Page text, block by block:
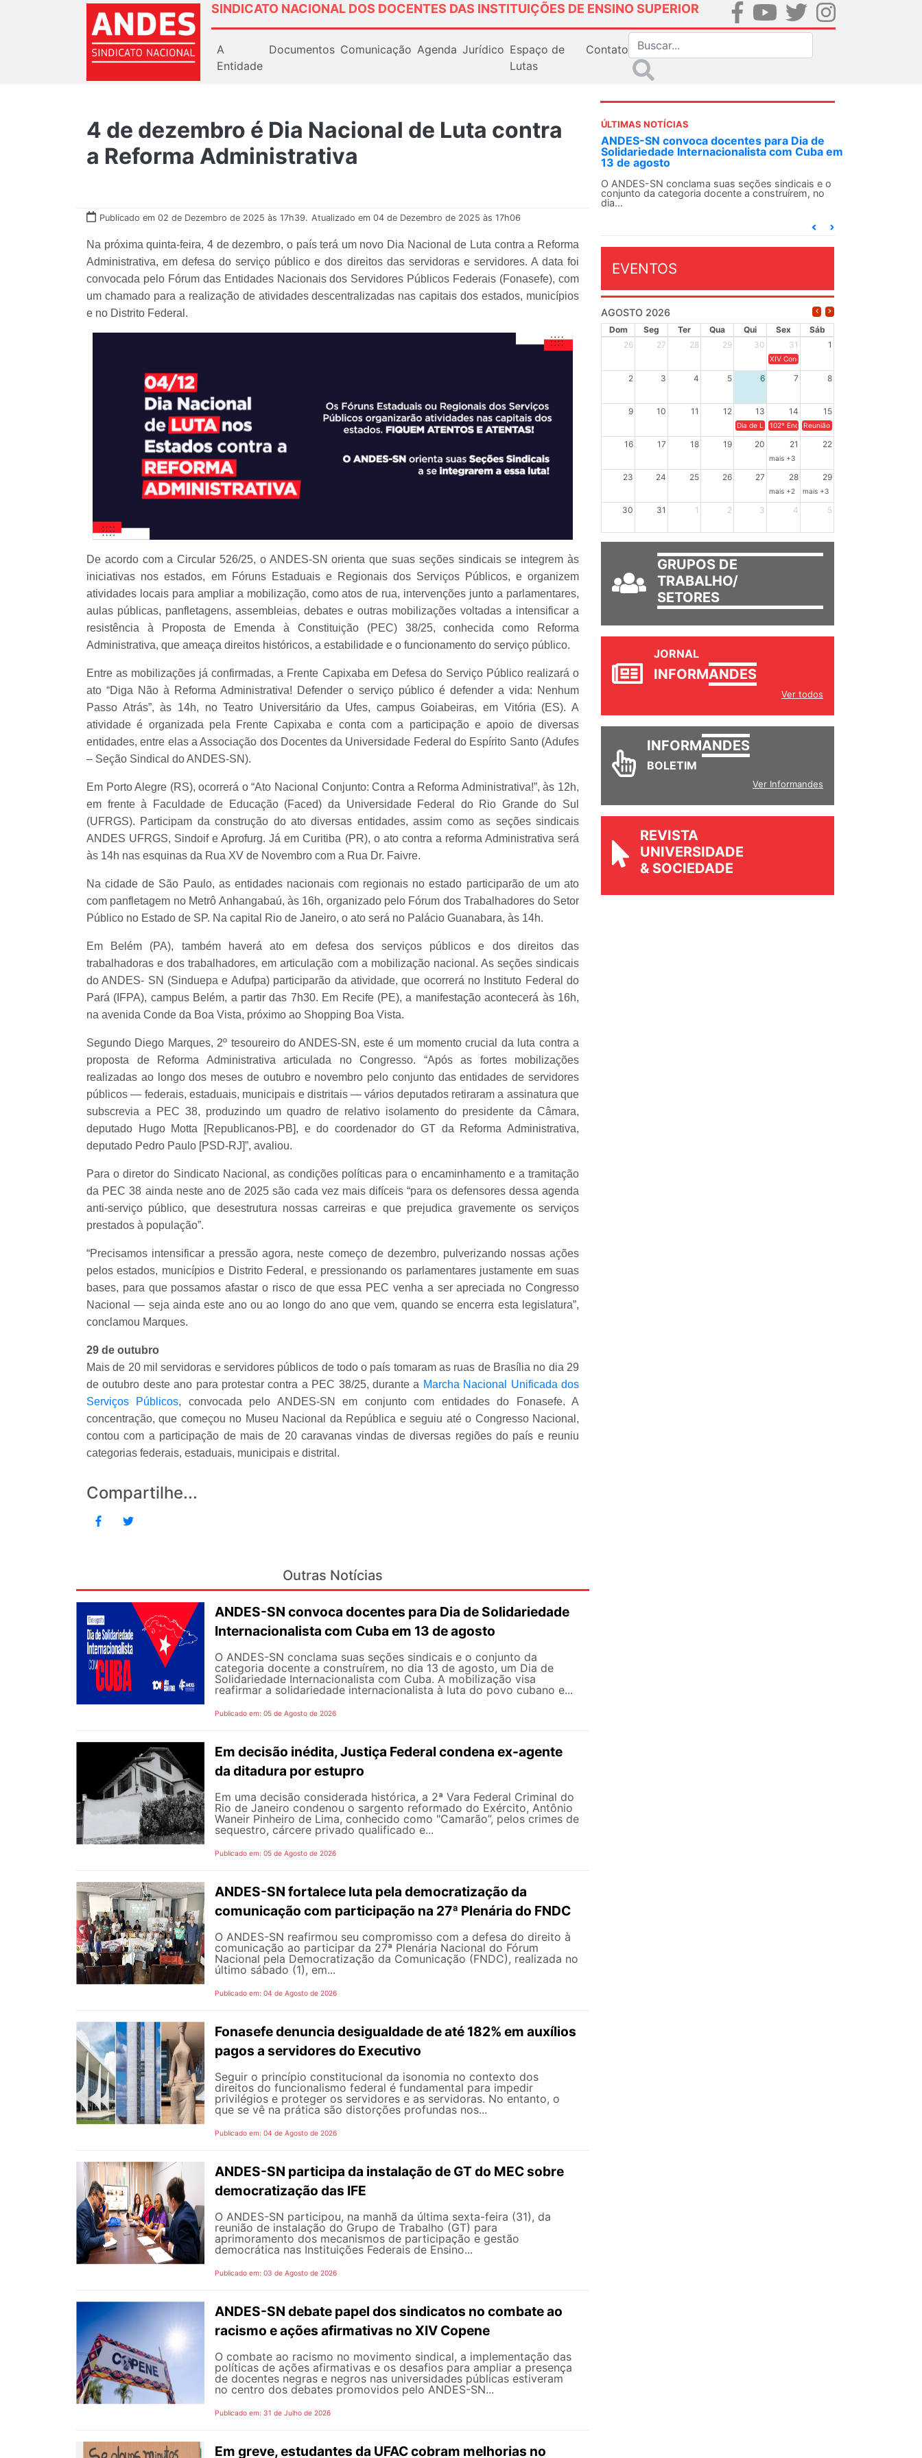
SINDICATO NACIONAL DOS DOCENTES DAS INSTITUIÇÕES DE ENSINO SUPERIOR
A
Entidade
Documentos Comunicação Agenda Jurídico Espaço de
Lutas
Contato
4 de dezembro é Dia Nacional de Luta contra
a Reforma Administrativa
Publicado em 02 de Dezembro de 2025 às 17h39. Atualizado em 04 de Dezembro de 2025 às 17h06
Na próxima quinta-feira, 4 de dezembro, o país terá um novo Dia Nacional de Luta contra a Reforma
Administrativa, em defesa do serviço público e dos direitos das servidoras e servidores. A data foi
convocada pelo Fórum das Entidades Nacionais dos Servidores Públicos Federais (Fonasefe), com
um chamado para a realização de atividades descentralizadas nas capitais dos estados, municípios
e no Distrito Federal.
De acordo com a Circular 526/25, o ANDES-SN orienta que suas seções sindicais se integrem às
iniciativas nos estados, em Fóruns Estaduais e Regionais dos Serviços Públicos, e organizem
atividades locais para ampliar a mobilização, como atos de rua, intervenções junto a parlamentares,
aulas públicas, panfletagens, assembleias, debates e outras mobilizações voltadas a intensificar a
resistência à Proposta de Emenda à Constituição (PEC) 38/25, conhecida como Reforma
Administrativa, que ameaça direitos históricos, a estabilidade e o funcionamento do serviço público.
Entre as mobilizações já confirmadas, a Frente Capixaba em Defesa do Serviço Público realizará o
ato “Diga Não à Reforma Administrativa! Defender o serviço público é defender a vida: Nenhum
Passo Atrás”, às 14h, no Teatro Universitário da Ufes, campus Goiabeiras, em Vitória (ES). A
atividade é organizada pela Frente Capixaba e conta com a participação e apoio de diversas
entidades, entre elas a Associação dos Docentes da Universidade Federal do Espírito Santo (Adufes
– Seção Sindical do ANDES-SN).
Em Porto Alegre (RS), ocorrerá o “Ato Nacional Conjunto: Contra a Reforma Administrativa!”, às 12h,
em frente à Faculdade de Educação (Faced) da Universidade Federal do Rio Grande do Sul
(UFRGS). Participam da construção do ato diversas entidades, assim como as seções sindicais
ANDES UFRGS, Sindoif e Aprofurg. Já em Curitiba (PR), o ato contra a reforma Administrativa será
às 14h nas esquinas da Rua XV de Novembro com a Rua Dr. Faivre.
Na cidade de São Paulo, as entidades nacionais com regionais no estado participarão de um ato
com panfletagem no Metrô Anhangabaú, às 16h, organizado pelo Fórum dos Trabalhadores do Setor
Público no Estado de SP. Na capital Rio de Janeiro, o ato será no Palácio Guanabara, às 14h.
Em Belém (PA), também haverá ato em defesa dos serviços públicos e dos direitos das
trabalhadoras e dos trabalhadores, em articulação com a mobilização nacional. As seções sindicais
do ANDES- SN (Sinduepa e Adufpa) participarão da atividade, que ocorrerá no Instituto Federal do
Pará (IFPA), campus Belém, a partir das 7h30. Em Recife (PE), a manifestação acontecerá às 16h,
na avenida Conde da Boa Vista, próximo ao Shopping Boa Vista.
Segundo Diego Marques, 2º tesoureiro do ANDES-SN, este é um momento crucial da luta contra a
proposta de Reforma Administrativa articulada no Congresso. “Após as fortes mobilizações
realizadas ao longo dos meses de outubro e novembro pelo conjunto das entidades de servidores
públicos — federais, estaduais, municipais e distritais — vários deputados retiraram a assinatura que
subscrevia a PEC 38, produzindo um quadro de relativo isolamento do presidente da Câmara,
deputado Hugo Motta [Republicanos-PB], e do coordenador do GT da Reforma Administrativa,
deputado Pedro Paulo [PSD-RJ]”, avaliou.
Para o diretor do Sindicato Nacional, as condições políticas para o encaminhamento e a tramitação
da PEC 38 ainda neste ano de 2025 são cada vez mais difíceis “para os defensores dessa agenda
anti-serviço público, que desestrutura nossas carreiras e que prejudica gravemente os serviços
prestados à população”.
“Precisamos intensificar a pressão agora, neste começo de dezembro, pulverizando nossas ações
pelos estados, municípios e Distrito Federal, e pressionando os parlamentares justamente em suas
bases, para que possamos afastar o risco de que essa PEC venha a ser apreciada no Congresso
Nacional — seja ainda este ano ou ao longo do ano que vem, quando se encerra esta legislatura”,
conclamou Marques.
29 de outubro
Mais de 20 mil servidoras e servidores públicos de todo o país tomaram as ruas de Brasília no dia 29
de outubro deste ano para protestar contra a PEC 38/25, durante a Marcha Nacional Unificada dos
Serviços Públicos, convocada pelo ANDES-SN em conjunto com entidades do Fonasefe. A
concentração, que começou no Museu Nacional da República e seguiu até o Congresso Nacional,
contou com a participação de mais de 20 caravanas vindas de diversas regiões do país e reuniu
categorias federais, estaduais, municipais e distrital.
Compartilhe...
Outras Notícias
ANDES-SN convoca docentes para Dia de Solidariedade
Internacionalista com Cuba em 13 de agosto
O ANDES-SN conclama suas seções sindicais e o conjunto da
categoria docente a construírem, no dia 13 de agosto, um Dia de
Solidariedade Internacionalista com Cuba. A mobilização visa
reafirmar a solidariedade internacionalista à luta do povo cubano e...
Publicado em: 05 de Agosto de 2026
Em decisão inédita, Justiça Federal condena ex-agente
da ditadura por estupro
Em uma decisão considerada histórica, a 2ª Vara Federal Criminal do
Rio de Janeiro condenou o sargento reformado do Exército, Antônio
Waneir Pinheiro de Lima, conhecido como "Camarão”, pelos crimes de
sequestro, cárcere privado qualificado e...
Publicado em: 05 de Agosto de 2026
ANDES-SN fortalece luta pela democratização da
comunicação com participação na 27ª Plenária do FNDC
O ANDES-SN reafirmou seu compromisso com a defesa do direito à
comunicação ao participar da 27ª Plenária Nacional do Fórum
Nacional pela Democratização da Comunicação (FNDC), realizada no
último sábado (1), em...
Publicado em: 04 de Agosto de 2026
Fonasefe denuncia desigualdade de até 182% em auxílios
pagos a servidores do Executivo
Seguir o princípio constitucional da isonomia no contexto dos
direitos do funcionalismo federal é fundamental para impedir
privilégios e proteger os servidores e as servidoras. No entanto, o
que se vê na prática são distorções profundas nos...
Publicado em: 04 de Agosto de 2026
ANDES-SN participa da instalação de GT do MEC sobre
democratização das IFE
O ANDES-SN participou, na manhã da última sexta-feira (31), da
reunião de instalação do Grupo de Trabalho (GT) para
aprimoramento dos mecanismos de participação e gestão
democrática nas Instituições Federais de Ensino...
Publicado em: 03 de Agosto de 2026
ANDES-SN debate papel dos sindicatos no combate ao
racismo e ações afirmativas no XIV Copene
O combate ao racismo no movimento sindical, a implementação das
políticas de ações afirmativas e os desafios para ampliar a presença
de docentes negras e negros nas universidades públicas estiveram
no centro dos debates promovidos pelo ANDES-SN...
Publicado em: 31 de Julho de 2026
Em greve, estudantes da UFAC cobram melhorias no
ÚLTIMAS NOTÍCIAS
ANDES-SN convoca docentes para Dia de
Solidariedade Internacionalista com Cuba em
13 de agosto
Em decisão inédita, Justiça Federal condena
ex-agente da ditadura por estupro
Em uma decisão considerada histórica, a 2ª Vara
Federal Criminal do Rio de Janeiro condenou o...
EVENTOS
AGOSTO 2026
Dom Seg Ter Qua Qui Sex
Sáb
26
27 28 29 30 31 1
XIV Congresso Brasileiro de
2 3 4 5 6 7 8
9 10 11 12 13 14 15
Dia de Luta em Defesa de Cuba e da Soberania dos
102º Encontro da Regional Leste, “Em terra
Reunião GTPE.
16 17 18 19 20 21 22
mais +3
23 24 25 26 27 28 29
mais +2 mais +3
30 31 1 2 3 4 5
GRUPOS DE
TRABALHO/
SETORES
JORNAL
INFORMANDES
Ver todos
INFORMANDES
BOLETIM
Ver Informandes
REVISTA
UNIVERSIDADE
& SOCIEDADE